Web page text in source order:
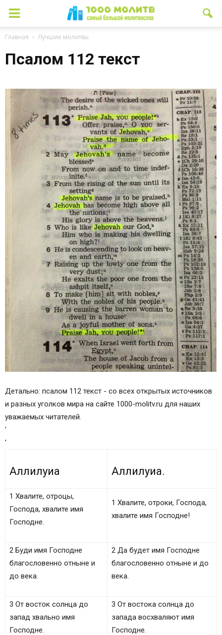
Главная Лучшие молитвы
Псалом 112 текст
Детально: псалом 112 текст - со всех открытых источников
и разных уголков мира на сайте 1000-molitv.ru для наших
уважаемых читателей.
'
'
Аллилуиа Аллилуиа.
1 Хвалите, отроцы,
Господа, хвалите имя
Господне.
1 Хвалите, отроки, Господа,
хвалите имя Господне!
2 Буди имя Господне
благословенно отныне и
до века.
2 Да будет имя Господне
благословенно отныне и до
века.
3 От восток солнца до
запад хвально имя
Господне.
3 От востока солнца до
запада восхваляют имя
Господне.